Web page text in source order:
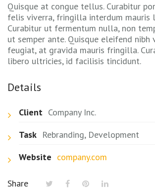
Quisque at congue tellus. Curabitur
felis viverra, fringilla interdum mauris
Curabitur ut fermentum nulla, non
ut semper ante. Quisque eleifend
feugiat, at gravida mauris fringilla.
libero ultricies, id facilisis tincidunt.
Details
Client Company Inc.
Task Rebranding, Development
Website company.com
Share